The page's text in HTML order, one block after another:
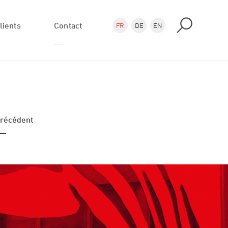
FR DE EN
Contact